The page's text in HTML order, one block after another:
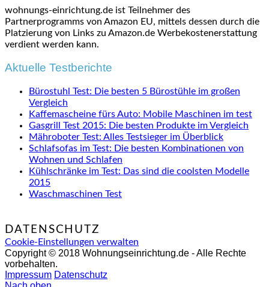
wohnungs-einrichtung.de ist Teilnehmer des
Partnerprogramms von Amazon EU, mittels dessen durch die
Platzierung von Links zu Amazon.de Werbekostenerstattung
verdient werden kann.
Aktuelle Testberichte
Bürostuhl Test: Die besten 5 Bürostühle im großen
Vergleich
Kaffemascheine fürs Auto: Mobile Maschinen im test
Gasgrill Test 2015: Die besten Produkte im Vergleich
Mähroboter Test: Alles Testsieger im Überblick
Schlafsofas im Test: Die besten Kombinationen von
Wohnen und Schlafen
Kühlschränke im Test: Das sind die coolsten Modelle
2015
Waschmaschinen Test
DATENSCHUTZ
Cookie-Einstellungen verwalten
Copyright © 2018 Wohnungseinrichtung.de - Alle Rechte
vorbehalten.
Impressum Datenschutz